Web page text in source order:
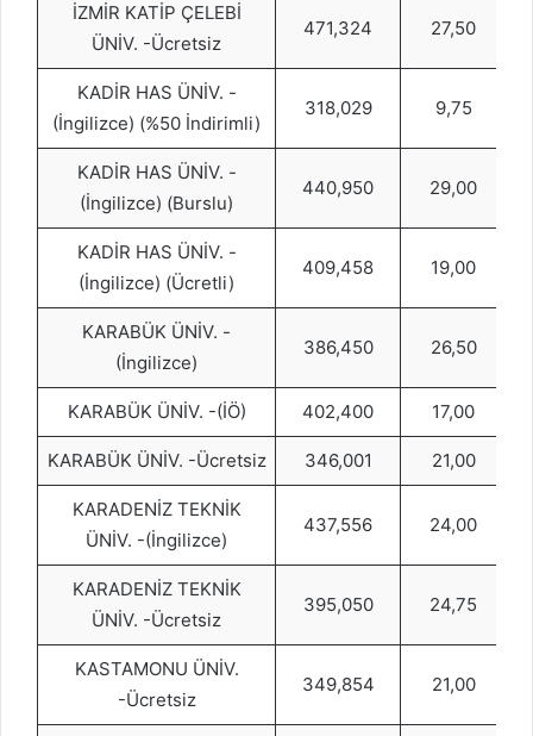
İZMİR KATİP ÇELEBİ
ÜNİV. -Ücretsiz
471,324 27,50
KADİR HAS ÜNİV. -
(İngilizce) (%50 İndirimli)
318,029 9,75
KADİR HAS ÜNİV. -
(İngilizce) (Burslu)
440,950 29,00
KADİR HAS ÜNİV. -
(İngilizce) (Ücretli)
409,458 19,00
KARABÜK ÜNİV. -
(İngilizce)
386,450 26,50
KARABÜK ÜNİV. -(İÖ) 402,400 17,00
KARABÜK ÜNİV. -Ücretsiz 346,001 21,00
KARADENİZ TEKNİK
ÜNİV. -(İngilizce)
437,556 24,00
KARADENİZ TEKNİK
ÜNİV. -Ücretsiz
395,050 24,75
KASTAMONU ÜNİV.
-Ücretsiz
349,854 21,00